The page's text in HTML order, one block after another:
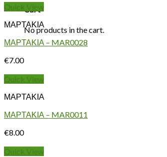
Cart
No products in the cart.
Quick View
ΜΑΡΤΑΚΙΑ
ΜΑΡΤΑΚΙΑ – MAR0028
€7.00
Quick View
ΜΑΡΤΑΚΙΑ
ΜΑΡΤΑΚΙΑ – MAR0011
€8.00
Quick View